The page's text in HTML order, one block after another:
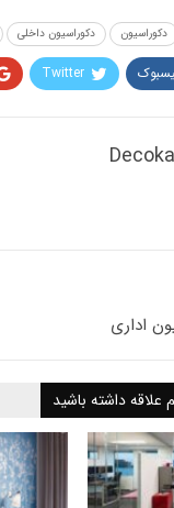
دکوراسیون دکوراسیون داخلی
Twitter
اداری
داشته باشید